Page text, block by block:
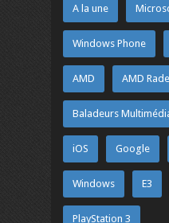
A la une
Windows Phone
AMD AMD
Baladeurs
iOS Google
Windows E3
PlayStation 3